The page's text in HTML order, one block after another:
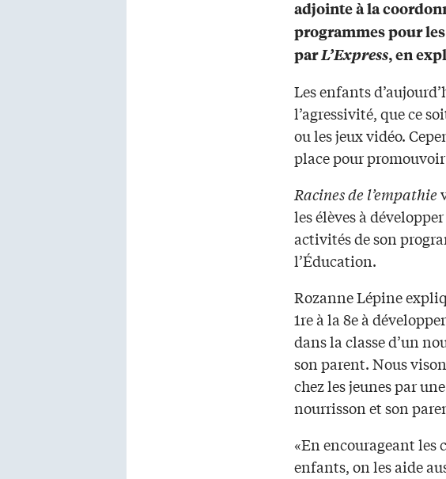
adjointe à la
programmes pour
parL’Express, en
Les enfants
l’agressivité, que ce
ou les jeux vidéo.
place pour
Racines de l’empathie
les élèves à
activités de son
l’Éducation.
Rozanne Lépine
1re à la 8e à
dans la classe d’un
son parent. Nous
chez les jeunes par
nourrisson et son
«En encourageant les
enfants, on les aide